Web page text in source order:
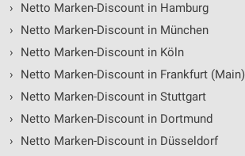
›
Netto Marken-Discount in Hamburg
›
Netto Marken-Discount in München
›
Netto Marken-Discount in Köln
›
Netto Marken-Discount in Frankfurt (Main)
›
Netto Marken-Discount in Stuttgart
›
Netto Marken-Discount in Dortmund
›
Netto Marken-Discount in Düsseldorf